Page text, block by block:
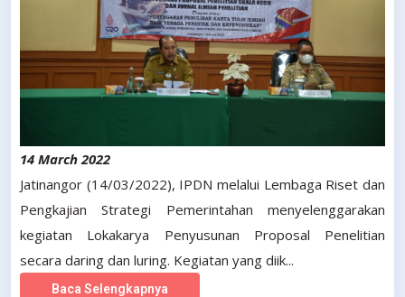
14 March 2022
Jatinangor (14/03/2022), IPDN melalui Lembaga Riset dan
Pengkajian Strategi Pemerintahan menyelenggarakan
kegiatan Lokakarya Penyusunan Proposal Penelitian
secara daring dan luring. Kegiatan yang diik...
Baca Selengkapnya